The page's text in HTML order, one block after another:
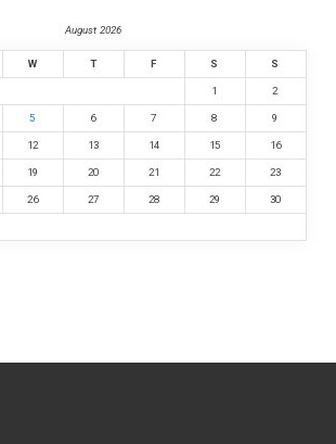
August 2026
W T F S S
1 2
5 6 7 8 9
12 13 14 15 16
19 20 21 22 23
26 27 28 29 30